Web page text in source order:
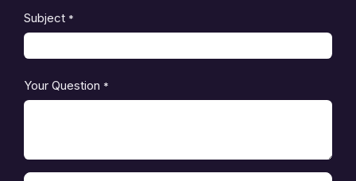
Subject *
Your Question *